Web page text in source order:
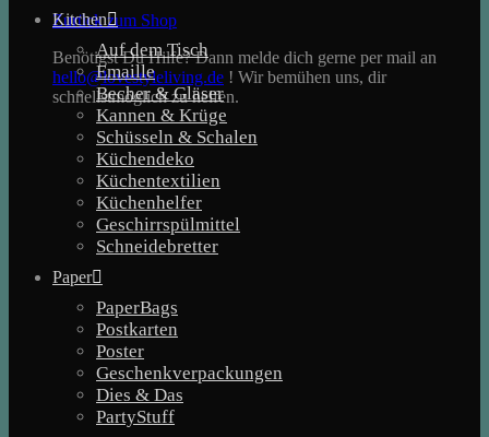
Zurück zum Shop
Benötigst Du Hilfe? Dann melde dich gerne per mail an
hello@lovestyleliving.de ! Wir bemühen uns, dir
schnellstmöglich zu helfen.
Kitchen
Auf dem Tisch
Emaille
Becher & Gläser
Kannen & Krüge
Schüsseln & Schalen
Küchendeko
Küchentextilien
Küchenhelfer
Geschirrspülmittel
Schneidebretter
Paper
PaperBags
Postkarten
Poster
Geschenkverpackungen
Dies & Das
PartyStuff